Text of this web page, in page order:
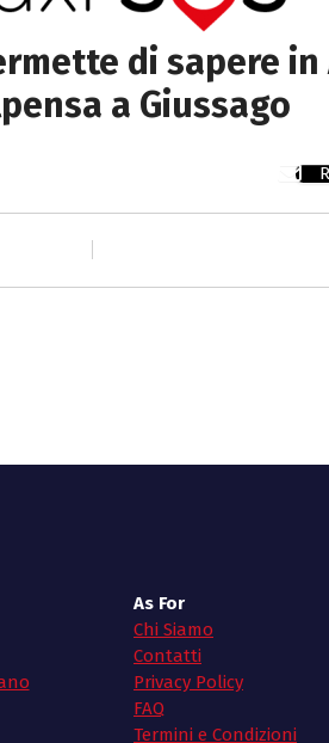
di sapere
a Giussago
As For
Chi Siamo
Contatti
Privacy Policy
FAQ
Termini e Condizioni